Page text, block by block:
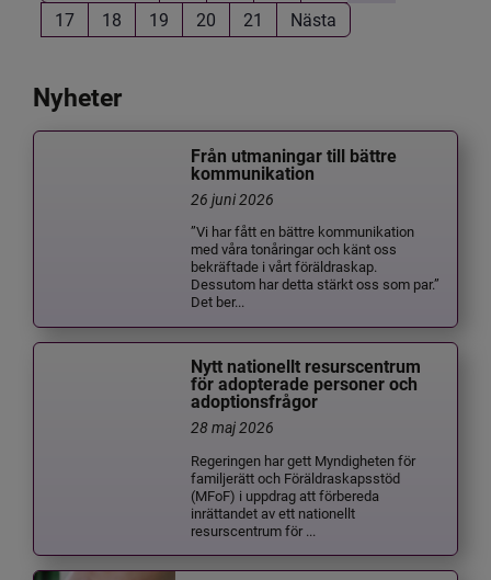
17
18 19 20 21 Nästa
Nyheter
Från utmaningar till bättre
kommunikation
26 juni 2026
”Vi har fått en bättre kommunikation
med våra tonåringar och känt oss
bekräftade i vårt föräldraskap.
Dessutom har detta stärkt oss som par.”
Det ber...
Nytt nationellt resurscentrum
för adopterade personer och
adoptionsfrågor
28 maj 2026
Regeringen har gett Myndigheten för
familjerätt och Föräldraskapsstöd
(MFoF) i uppdrag att förbereda
inrättandet av ett nationellt
resurscentrum för ...